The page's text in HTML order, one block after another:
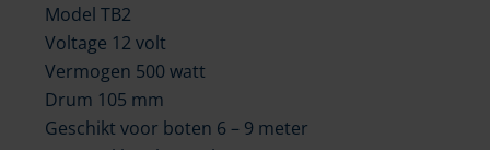
Model TB2
Voltage 12 volt
Vermogen 500 watt
Drum 105 mm
Geschikt voor boten 6 – 9 meter